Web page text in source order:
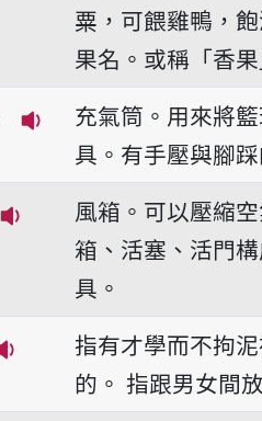
粟，可餵雞鴨，
果名。或稱「香
播放音讀hong-kuàn
充氣筒。用來將
具。有手壓與腳
播放音讀hong-kuī
風箱。可以壓縮
箱、活塞、活門
具。
播放音讀hong-liû
指有才學而不拘泥
的。 指跟男女間